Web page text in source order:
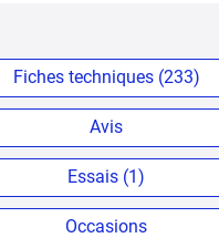
Fiches techniques (233)
Avis
Essais (1)
Occasions